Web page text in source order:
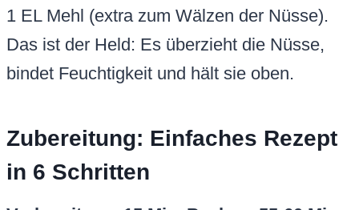
1 EL Mehl (extra zum Wälzen der Nüsse).
Das ist der Held: Es überzieht die Nüsse,
bindet Feuchtigkeit und hält sie oben.
Zubereitung: Einfaches Rezept
in 6 Schritten